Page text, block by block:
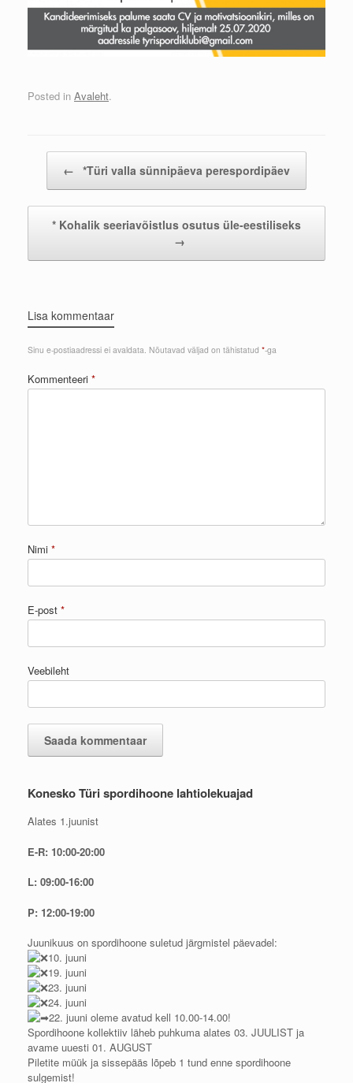
Posted in Avaleht.
← *Türi valla sünnipäeva perespordipäev
* Kohalik seeriavõistlus osutus üle-eestiliseks
→
Lisa kommentaar
Sinu e-postiaadressi ei avaldata. Nõutavad väljad on tähistatud *-ga
Kommenteeri *
Nimi *
E-post *
Veebileht
Konesko Türi spordihoone lahtiolekuajad
Alates 1.juunist
E-R: 10:00-20:00
L: 09:00-16:00
P: 12:00-19:00
Juunikuus on spordihoone suletud järgmistel päevadel:
10. juuni
19. juuni
23. juuni
24. juuni
22. juuni oleme avatud kell 10.00-14.00!
Spordihoone kollektiiv läheb puhkuma alates 03. JUULIST ja
avame uuesti 01. AUGUST
Piletite müük ja sissepääs lõpeb 1 tund enne spordihoone
sulgemist!